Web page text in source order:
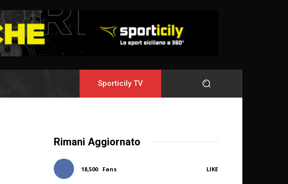
Sporticily TV
Rimani Aggiornato
18,500 Fans LIKE